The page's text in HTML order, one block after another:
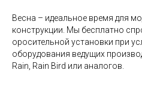
Весна – идеальное время для
конструкции. Мы бесплатно
оросительной установки при
оборудования ведущих
Rain, Rain Bird или аналогов.